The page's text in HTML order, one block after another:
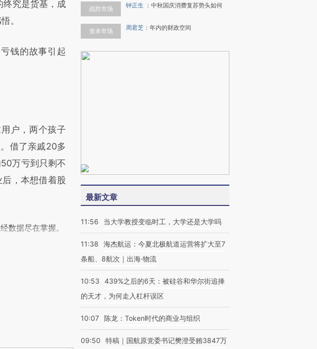
究是货基，成
。
钱的故事引起
户，两个孩子
借了亲戚20多
万亏到只剩不
，本想借着股
数据尽在掌握。
战胜市场 钟正生 ： 中秋国庆消费复苏势头如何
资本市场 周君芝 ： 年内的财政空间
最新文章
11:56 当大学教授变临时工，大学还是大学吗
11:38
海杰航运：今夏北极航道运营将扩大至7
条船、8航次｜出海·物流
10:53
439%之后的6天：被硅谷和华尔街追捧
的天才，为何走入杠杆误区
10:07 陈龙：Token时代的商业与组织
09:50
特稿｜国航原党委书记樊澄受贿3847万